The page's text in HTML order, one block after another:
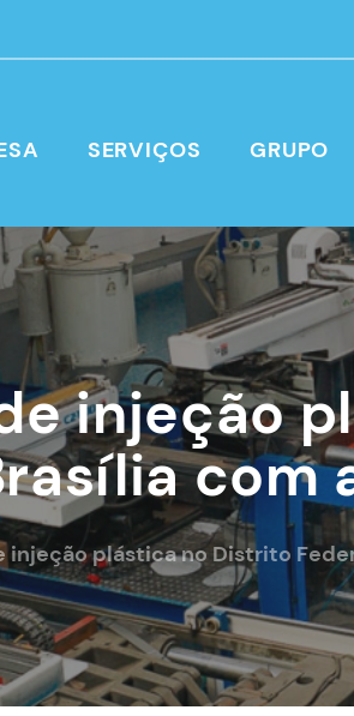
SERVIÇOS GRUPO
injeção
com
injeção plástica no Distrito